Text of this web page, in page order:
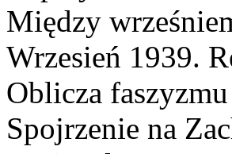
Między
Wrzesień 1939.
Oblicza
Spojrzenie na